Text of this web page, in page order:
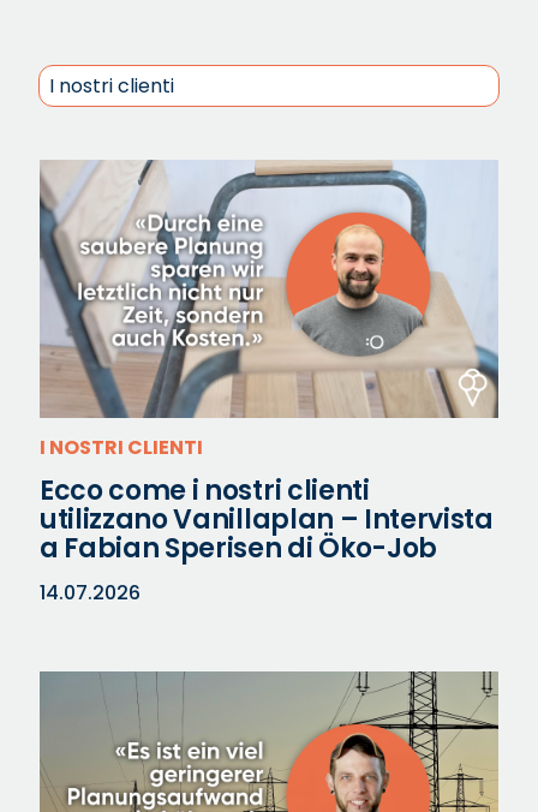
I NOSTRI CLIENTI
Ecco come i nostri clienti
utilizzano Vanillaplan – Intervista
a Fabian Sperisen di Öko-Job
14.07.2026